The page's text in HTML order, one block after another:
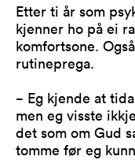
Etter ti år som
kjenner ho på ei
komfortsone.
rutineprega.
− Eg kjende at
men eg visste
det som om Gud
tomme før eg